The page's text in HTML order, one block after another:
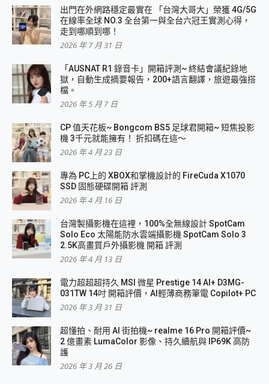
出門在外網路穩定最實在 「台灣大哥大」榮獲 4G/5G
在線率全球 NO.3 全台第一與全台六冠王實測心得，
走到哪順到哪！
2026 年 7 月 31 日
「AUSNAT R1 錄音卡」開箱評測~ 終結會議紀錄地
獄，自動生成摘要報告，200+語言翻譯，旅遊最強搭
檔。
2026 年 5 月 7 日
CP 值天花板~ Bongcom BS5 足球君開箱~ 短焦投影
機 3千元就能擁有！ 折扣碼在這～
2026 年 4 月 23 日
專為 PC上的 XBOX和掌機設計的 FireCuda X1070
SSD 固態硬碟開箱 評測
2026 年 4 月 16 日
台灣製攝影機在這裡，100%全無線設計 SpotCam
Solo Eco 太陽能防水雲端攝影機 SpotCam Solo 3
2.5K高畫質戶外攝影機 開箱 評測
2026 年 4 月 13 日
電力超超超持久 MSI 微星 Prestige 14 AI+ D3MG-
031TW 14吋 開箱評價，AI輕薄商務筆電 Copilot+ PC
2026 年 3 月 31 日
超懂拍、耐用 AI 街拍機~ realme 16 Pro 開箱評價~
2 億畫素 LumaColor 影像、持久續航與 IP69K 高防
護
2026 年 3 月 26 日